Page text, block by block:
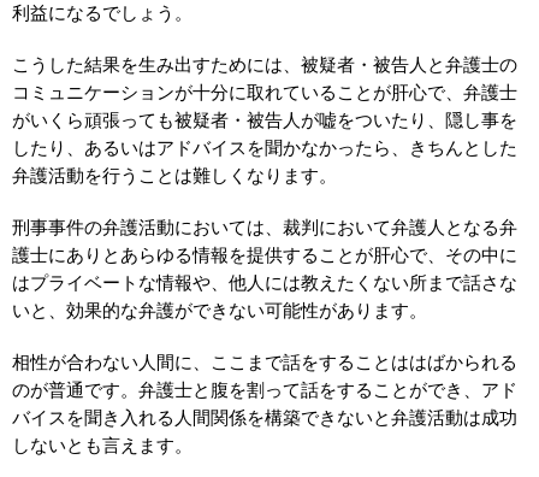
利益になるでしょう。
こうした結果を生み出すためには、被疑者・被告人と弁護士の
コミュニケーションが十分に取れていることが肝心で、弁護士
がいくら頑張っても被疑者・被告人が嘘をついたり、隠し事を
したり、あるいはアドバイスを聞かなかったら、きちんとした
弁護活動を行うことは難しくなります。
刑事事件の弁護活動においては、裁判において弁護人となる弁
護士にありとあらゆる情報を提供することが肝心で、その中に
はプライベートな情報や、他人には教えたくない所まで話さな
いと、効果的な弁護ができない可能性があります。
相性が合わない人間に、ここまで話をすることははばかられる
のが普通です。弁護士と腹を割って話をすることができ、アド
バイスを聞き入れる人間関係を構築できないと弁護活動は成功
しないとも言えます。